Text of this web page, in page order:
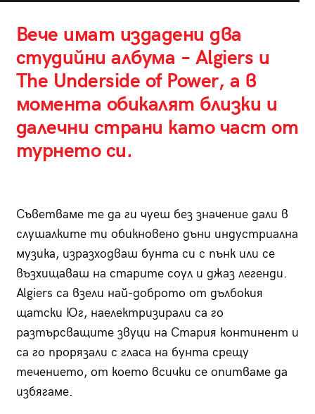
Вече имат издадени два
студийни албума – Algiers и
The Underside of Power, а в
момента обикалят близки и
далечни страни като част от
турнето си.
Съветваме те да ги чуеш без значение дали в
слушалките ти обикновено дъни индустриална
музика, изразходваш бунта си с пънк или се
възхищаваш на старите соул и джаз легенди.
Algiers са взели най-доброто от дълбокия
щатски Юг, наелектризирали са го
разтърсващите звуци на Стария континент и
са го прорязали с гласа на бунта срещу
течението, от което всички се опитваме да
избягаме.